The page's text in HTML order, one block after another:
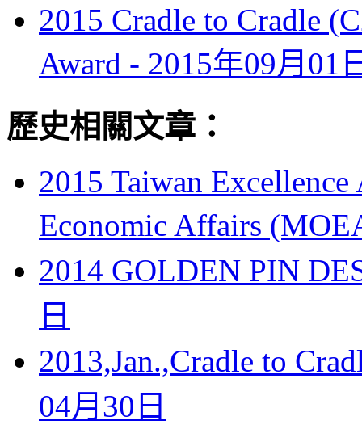
2015 Cradle to Cradle
Award - 2015年09月01
歷史相關文章：
2015 Taiwan
Economic Affairs
2014 GOLDEN PIN
日
2013,Jan.,Cradle to
04月30日